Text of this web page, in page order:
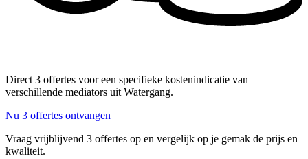
Direct 3 offertes voor een specifieke kostenindicatie van
verschillende mediators uit Watergang.
Nu 3 offertes ontvangen
Vraag vrijblijvend 3 offertes op en vergelijk op je gemak de prijs en
kwaliteit.